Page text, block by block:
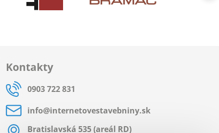
Kontakty
0903 722 831
info​@internetovestavebniny​.sk
Bratislavská 535 (areál RD)